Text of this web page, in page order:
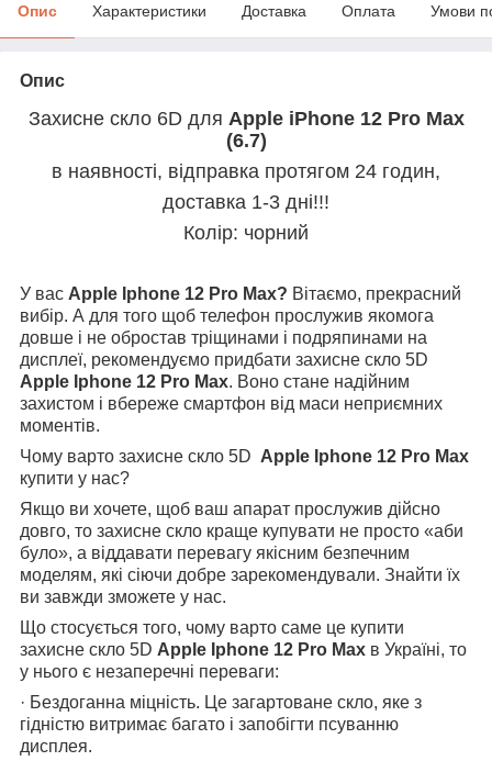
Опис Характеристики Доставка Оплата Умови
Опис
Захисне скло 6D для Apple iPhone 12 Pro Max
(6.7)
в наявності, відправка протягом 24 годин,
доставка 1-3 дні!!!
Колір: чорний
У вас Apple Iphone 12 Pro Max? Вітаємо, прекрасний
вибір. А для того щоб телефон прослужив якомога
довше і не обростав тріщинами і подряпинами на
дисплеї, рекомендуємо придбати захисне скло 5D
Apple Iphone 12 Pro Max. Воно стане надійним
захистом і вбереже смартфон від маси неприємних
моментів.
Чому варто захисне скло 5D Apple Iphone 12 Pro Max
купити у нас?
Якщо ви хочете, щоб ваш апарат прослужив дійсно
довго, то захисне скло краще купувати не просто «аби
було», а віддавати перевагу якісним безпечним
моделям, які сіючи добре зарекомендували. Знайти їх
ви завжди зможете у нас.
Що стосується того, чому варто саме це купити
захисне скло 5D Apple Iphone 12 Pro Max в Україні, то
у нього є незаперечні переваги:
· Бездоганна міцність. Це загартоване скло, яке з
гідністю витримає багато і запобігти псуванню
дисплея.